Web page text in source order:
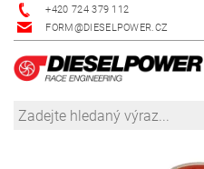
+420 724 379 112
FORM@DIESELPOWER.CZ